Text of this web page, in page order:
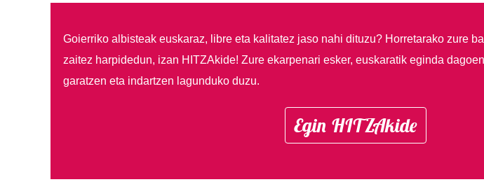
Goierriko albisteak euskaraz, libre eta kalitatez jaso nahi dituzu? Horretarako zure
zaitez harpidedun, izan HITZAkide! Zure ekarpenari esker, euskaratik eginda
garatzen eta indartzen lagunduko duzu.
Egin HITZAkide